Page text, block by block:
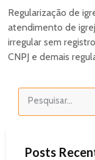
Regularização de
atendimento de
irregular sem
CNPJ e demais
Posts